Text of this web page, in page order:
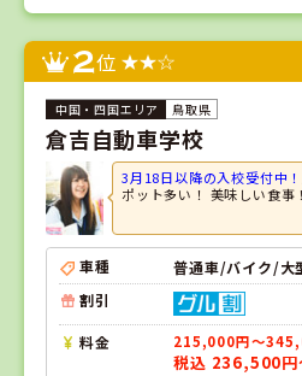
2位
鳥取県
倉吉自動車学校
3月18日以降の入校受付中！
ポット多い！ 美味しい食事
車種
普通車/バイク/大
割引
料金 215,000円～
税込 236,500